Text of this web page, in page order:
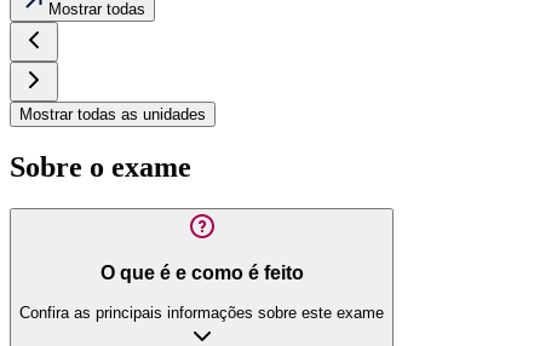
Mostrar todas
Mostrar todas as unidades
Sobre o exame
O que é e como é feito
Confira as principais informações sobre este exame